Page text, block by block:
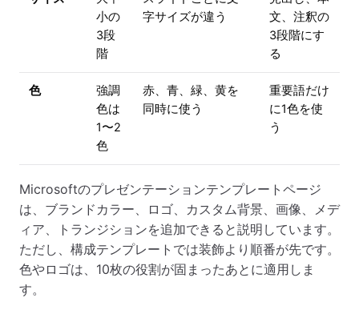
小の
3段
階
字サイズが違う
文、注釈の
3段階にす
る
色
強調
色は
1〜2
色
赤、青、緑、黄を
同時に使う
重要語だけ
に1色を使
う
Microsoftのプレゼンテーションテンプレートページ
は、ブランドカラー、ロゴ、カスタム背景、画像、メデ
ィア、トランジションを追加できると説明しています。
ただし、構成テンプレートでは装飾より順番が先です。
色やロゴは、10枚の役割が固まったあとに適用しま
す。